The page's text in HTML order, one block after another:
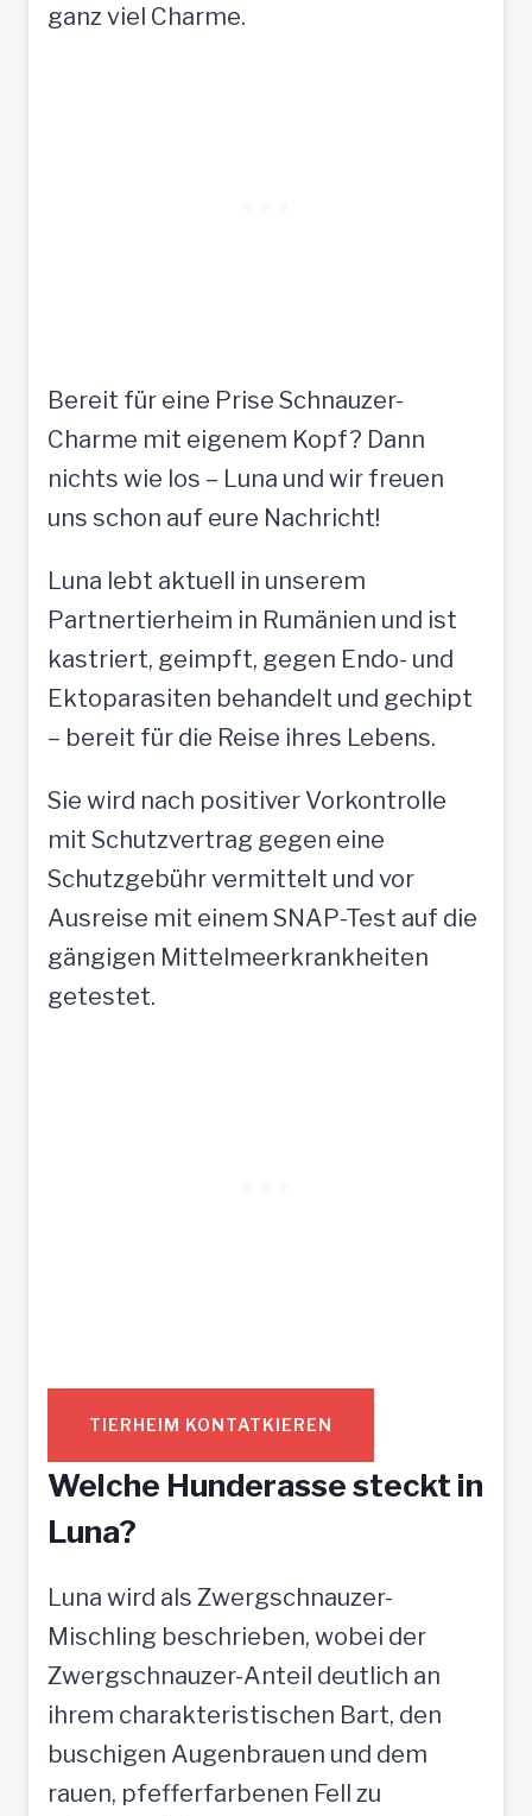
ganz viel Charme.
Bereit für eine Prise Schnauzer-
Charme mit eigenem Kopf? Dann
nichts wie los – Luna und wir freuen
uns schon auf eure Nachricht!
Luna lebt aktuell in unserem
Partnertierheim in Rumänien und ist
kastriert, geimpft, gegen Endo- und
Ektoparasiten behandelt und gechipt
– bereit für die Reise ihres Lebens.
Sie wird nach positiver Vorkontrolle
mit Schutzvertrag gegen eine
Schutzgebühr vermittelt und vor
Ausreise mit einem SNAP-Test auf die
gängigen Mittelmeerkrankheiten
getestet.
TIERHEIM KONTATKIEREN
Welche Hunderasse steckt in
Luna?
Luna wird als Zwergschnauzer-
Mischling beschrieben, wobei der
Zwergschnauzer-Anteil deutlich an
ihrem charakteristischen Bart, den
buschigen Augenbrauen und dem
rauen, pfefferfarbenen Fell zu